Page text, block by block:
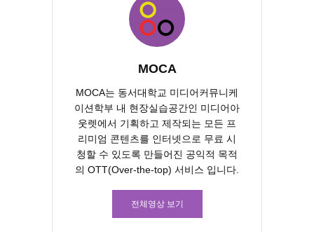
MOCA
MOCA는 동서대학교 미디어커뮤니케
이션학부 내 현장실습공간인 미디어아
웃렛에서 기획하고 제작되는 모든 프
리미엄 콘텐츠를 인터넷으로 무료 시
청할 수 있도록 만들어진 공익적 목적
의 OTT(Over-the-top) 서비스 입니다.
전체영상 보기